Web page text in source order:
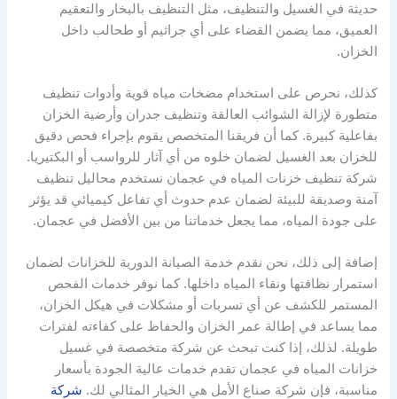
حديثة في الغسيل والتنظيف، مثل التنظيف بالبخار والتعقيم
العميق، مما يضمن القضاء على أي جراثيم أو طحالب داخل
الخزان.
كذلك، نحرص على استخدام مضخات مياه قوية وأدوات تنظيف
متطورة لإزالة الشوائب العالقة وتنظيف جدران وأرضية الخزان
بفاعلية كبيرة. كما أن فريقنا المتخصص يقوم بإجراء فحص دقيق
للخزان بعد الغسيل لضمان خلوه من أي آثار للرواسب أو البكتيريا.
شركة تنظيف خزنات المياه في عجمان نستخدم محاليل تنظيف
آمنة وصديقة للبيئة لضمان عدم حدوث أي تفاعل كيميائي قد يؤثر
على جودة المياه، مما يجعل خدماتنا من بين الأفضل في عجمان.
إضافة إلى ذلك، نحن نقدم خدمة الصيانة الدورية للخزانات لضمان
استمرار نظافتها ونقاء المياه داخلها. كما نوفر خدمات الفحص
المستمر للكشف عن أي تسربات أو مشكلات في هيكل الخزان،
مما يساعد في إطالة عمر الخزان والحفاظ على كفاءته لفترات
طويلة. لذلك، إذا كنت تبحث عن شركة متخصصة في غسيل
خزانات المياه في عجمان تقدم خدمات عالية الجودة بأسعار
مناسبة، فإن شركة صناع الأمل هي الخيار المثالي لك. شركة